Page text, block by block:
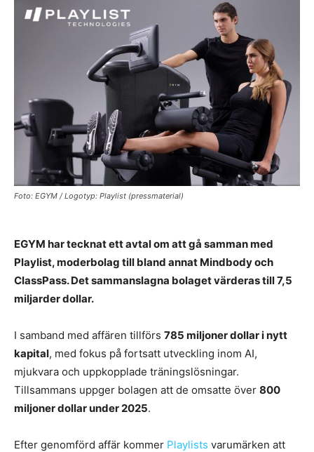
Foto: EGYM / Logotyp: Playlist (pressmaterial)
EGYM har tecknat ett avtal om att gå samman med
Playlist, moderbolag till bland annat Mindbody och
ClassPass. Det sammanslagna bolaget värderas till 7,5
miljarder dollar.
I samband med affären tillförs 785 miljoner dollar i nytt
kapital, med fokus på fortsatt utveckling inom AI,
mjukvara och uppkopplade träningslösningar.
Tillsammans uppger bolagen att de omsatte över 800
miljoner dollar under 2025.
Efter genomförd affär kommer Playlists varumärken att